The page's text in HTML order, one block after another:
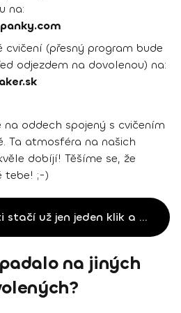
na:
cvičení (přesný program bude
odjezdem na dovolenou) na:
oddech spojený s cvičením
Ta atmosféra na našich
dobíjí! Těšíme se, že
tebe! ;-)
V případě zájmu ti stačí už jen jeden klik a letíííme
na jiných